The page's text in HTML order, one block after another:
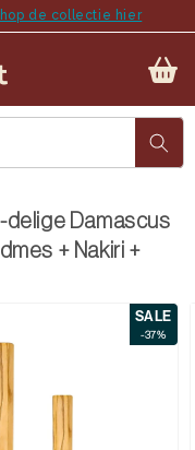
de collectie hier
delige Damascus
+ Nakiri +
SALE
-37%